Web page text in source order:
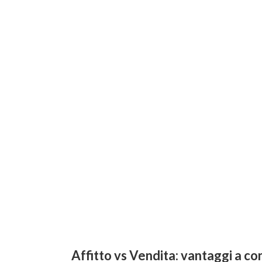
Affitto vs Vendita: vantaggi a